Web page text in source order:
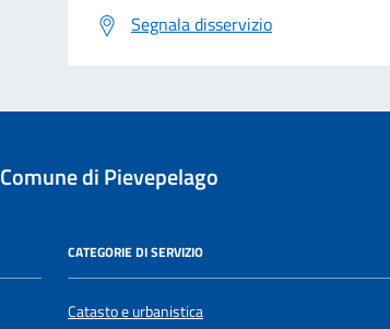
Segnala disservizio
Comune di Pievepelago
CATEGORIE DI SERVIZIO
Catasto e urbanistica